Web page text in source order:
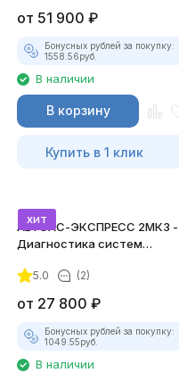
от 51 900 ₽
Бонусных рублей за покупку:
1558.56руб.
В наличии
В корзину
Купить в 1 клик
хит
АВТОАС-ЭКСПРЕСС 2МК3 -
Диагностика систем
5.0 (2)
от 27 800 ₽
Бонусных рублей за покупку:
1049.55руб.
В наличии